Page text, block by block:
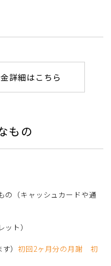
詳細はこちら
もの
（キャッシュカードや通
ト）
す）初回2ヶ月分の月謝 初